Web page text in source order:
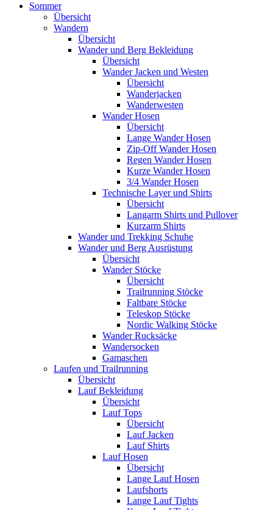
können
Touch-
und
Streichgesten
verwenden.
Sommer
Übersicht
Wandern
Übersicht
Wander und Berg Bekleidung
Übersicht
Wander Jacken und Westen
Übersicht
Wanderjacken
Wanderwesten
Wander Hosen
Übersicht
Lange Wander Hosen
Zip-Off Wander Hosen
Regen Wander Hosen
Kurze Wander Hosen
3/4 Wander Hosen
Technische Layer und Shirts
Übersicht
Langarm Shirts und Pullover
Kurzarm Shirts
Wander und Trekking Schuhe
Wander und Berg Ausrüstung
Übersicht
Wander Stöcke
Übersicht
Trailrunning Stöcke
Faltbare Stöcke
Teleskop Stöcke
Nordic Walking Stöcke
Wander Rucksäcke
Wandersocken
Gamaschen
Laufen und Trailrunning
Übersicht
Lauf Bekleidung
Übersicht
Lauf Tops
Übersicht
Lauf Jacken
Lauf Shirts
Lauf Hosen
Übersicht
Lange Lauf Hosen
Laufshorts
Lange Lauf Tights